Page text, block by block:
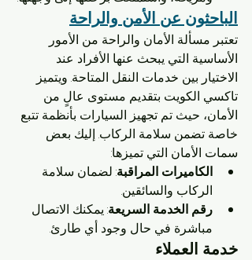
الباحثون عن الأمن والراحة
تعتبر مسألة الأمان والراحة من الأمور
الأساسية التي يبحث عنها الأفراد عند
الاختيار بين خدمات النقل المتاحة. ويتميز
تاكسي الكويت بتقديم مستوى عالٍ من
الأمان، حيث تم تجهيز السيارات بأنظمة تتبع
خاصة تضمن سلامة الركاب. إليك بعض
سمات الأمان التي تميزها:
الكاميرات المراقبة: لضمان سلامة
الركاب والسائقين.
رقم الخدمة السريعة: يمكنك الاتصال
مباشرة في حال وجود أي طارئ.
خدمة العملاء